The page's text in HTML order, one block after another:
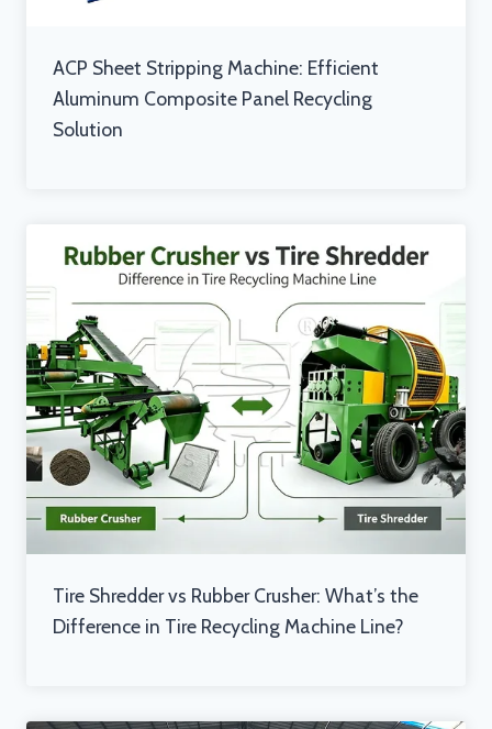
ACP Sheet Stripping Machine: Efficient
Aluminum Composite Panel Recycling
Solution
Tire Shredder vs Rubber Crusher: What’s the
Difference in Tire Recycling Machine Line?